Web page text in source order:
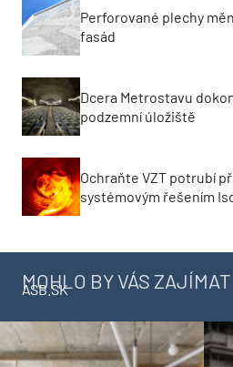
Perforované plechy
fasád
Dcera Metrostavu
podzemní úložiště
Ochraňte VZT potrubí
systémovým řešením
MOHLO BY VÁS ZAJÍMAT
ASB.SK